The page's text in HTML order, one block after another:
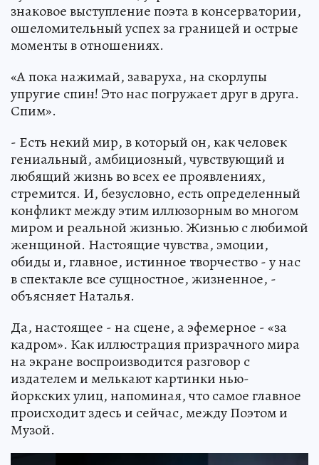
знаковое выступление поэта в консерватории,
ошеломительный успех за границей и острые
моменты в отношениях.
«А пока нажимай, заваруха, на скорлупы
упругие спин! Это нас погружает друг в друга.
Спим».
- Есть некий мир, в который он, как человек
гениальный, амбициозный, чувствующий и
любящий жизнь во всех ее проявлениях,
стремится. И, безусловно, есть определенный
конфликт между этим иллюзорным во многом
миром и реальной жизнью. Жизнью с любимой
женщиной. Настоящие чувства, эмоции,
обиды и, главное, истинное творчество - у нас
в спектакле все сущностное, жизненное, -
объясняет Наталья.
Да, настоящее - на сцене, а эфемерное - «за
кадром». Как иллюстрация призрачного мира
на экране воспроизводится разговор с
издателем и мелькают картинки нью-
йоркских улиц, напоминая, что самое главное
происходит здесь и сейчас, между Поэтом и
Музой.